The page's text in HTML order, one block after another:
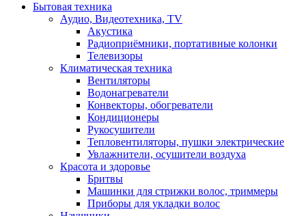
Бытовая техника
Аудио, Видеотехника, TV
Акустика
Радиоприёмники, портативные колонки
Телевизоры
Климатическая техника
Вентиляторы
Водонагреватели
Конвекторы, обогреватели
Кондиционеры
Рукосушители
Тепловентиляторы, пушки электрические
Увлажнители, осушители воздуха
Красота и здоровье
Бритвы
Машинки для стрижки волос, триммеры
Приборы для укладки волос